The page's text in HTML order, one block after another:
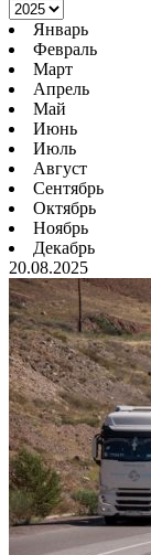
Январь
Февраль
Март
Апрель
Май
Июнь
Июль
Август
Сентябрь
Октябрь
Ноябрь
Декабрь
20.08.2025